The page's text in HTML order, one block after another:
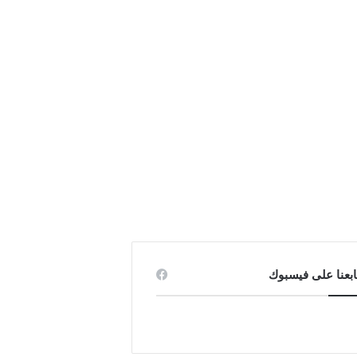
على فيسبوك